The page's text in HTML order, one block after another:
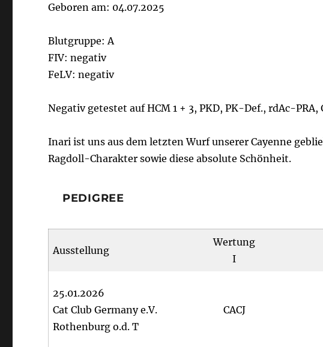
Geboren am: 04.07.2025
Blutgruppe: A
FIV: negativ
FeLV: negativ
Negativ getestet auf HCM 1 + 3, PKD, PK-Def., rdAc-PRA,
Inari ist uns aus dem letzten Wurf unserer Cayenne
Ragdoll-Charakter sowie diese absolute Schönheit.
PEDIGREE
Ausstellung
Wertung
I
25.01.2026
Cat Club Germany e.V.
Rothenburg o.d. T
CACJ